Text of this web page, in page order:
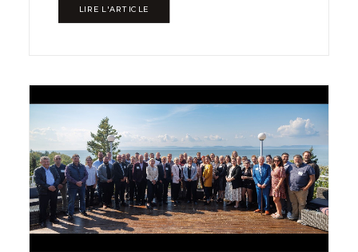
LIRE L'ARTICLE